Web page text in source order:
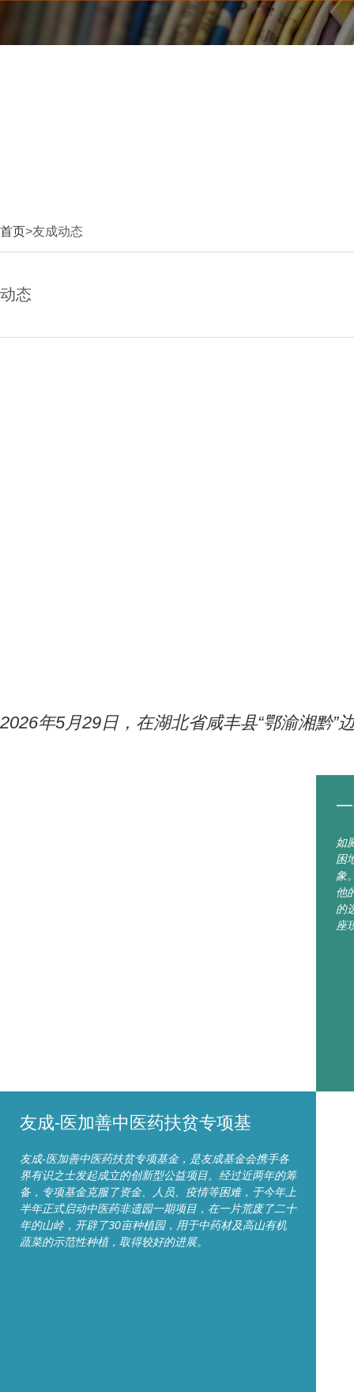
首页>友成动态
动态
2026年5月29日，在湖北省咸丰县“鄂渝湘黔
友成-医加善中医药扶贫专项基
友成-医加善中医药扶贫专项基金，是友成基金会携手各
界有识之士发起成立的创新型公益项目。经过近两年的筹
备，专项基金克服了资金、人员、疫情等困难，于今年上
半年正式启动中医药非遗园一期项目，在一片荒废了二十
年的山岭，开辟了30亩种植园，用于中药材及高山有机
蔬菜的示范性种植，取得较好的进展。
如
困
象
他
的
座